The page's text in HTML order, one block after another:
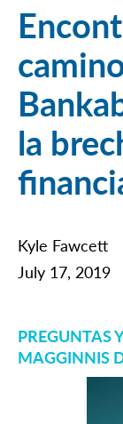
la
Kyle Fawcett
July 17, 2019
PREGUNTAS
MAGGINNIS